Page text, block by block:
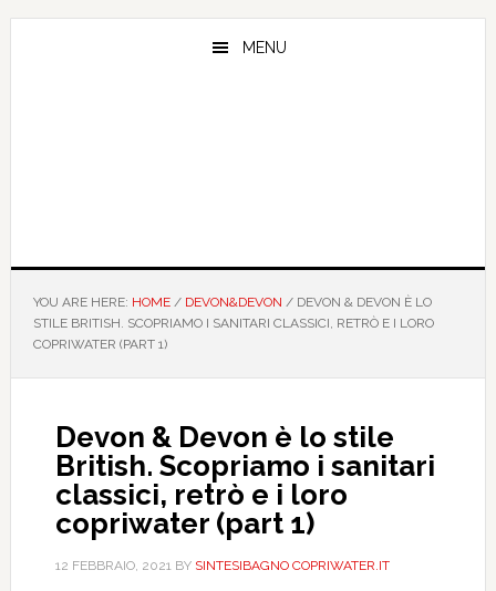
Skip
Skip
Skip
MENU
YOU ARE HERE: HOME / DEVON&DEVON /DEVON & DEVON È LO
STILE BRITISH. SCOPRIAMO I SANITARI CLASSICI, RETRÒ E I LORO
COPRIWATER (PART 1)
Devon & Devon è lo stile
British. Scopriamo i sanitari
classici, retrò e i loro
copriwater (part 1)
12 FEBBRAIO, 2021BY SINTESIBAGNO COPRIWATER.IT